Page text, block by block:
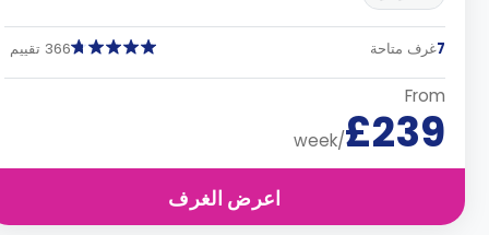
غرف متاحة 366 تقييم
From
£239
/week
اعرض الغرف